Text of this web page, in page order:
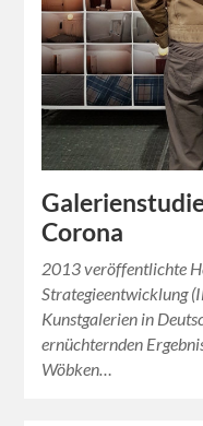
Corona
2013 veröffentlichte
Strategieentwicklung
Kunstgalerien in
ernüchternden
Wöbken…